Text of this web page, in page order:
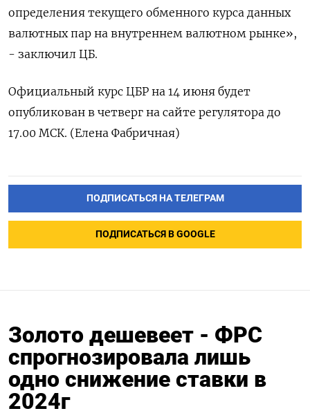
определения текущего обменного курса данных
валютных пар на внутреннем валютном рынке»,
- заключил ЦБ.
Официальный курс ЦБР на 14 июня будет
опубликован в четверг на сайте регулятора до
17.00 МСК. (Елена Фабричная)
ПОДПИСАТЬСЯ НА ТЕЛЕГРАМ
ПОДПИСАТЬСЯ В GOOGLE
Золото дешевеет - ФРС
спрогнозировала лишь
одно снижение ставки в
2024г